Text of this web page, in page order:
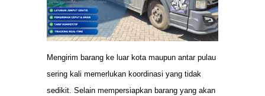
Mengirim barang ke luar kota maupun antar pulau
sering kali memerlukan koordinasi yang tidak
sedikit. Selain mempersiapkan barang yang akan